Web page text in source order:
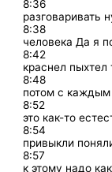
8:36
разговаривать
8:38
человека Да я
8:42
краснел
8:48
потом с каждым
8:52
это как-то
8:54
привыкли
8:57
к этому надо